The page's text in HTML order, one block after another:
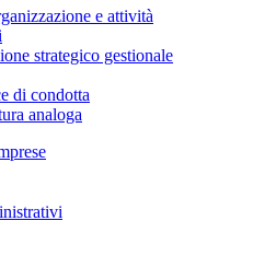
e attività
strategico gestionale
di condotta
analoga